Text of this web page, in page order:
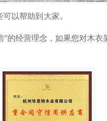
以帮助到大家。
的经营理念，如果您对木衣